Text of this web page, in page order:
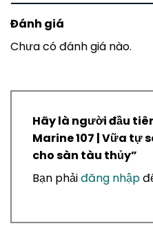
Đánh giá
Chưa có đánh giá nào.
Hãy là người đầu
Marine 107 | Vữa tự
cho sàn tàu thủy”
Bạn phảiđăng nhập